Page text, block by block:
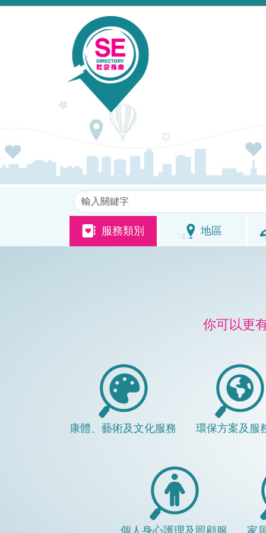
移至主內容
關鍵字
服務類別 地區
你可以更
康體、藝術及文化服務 環保方案及服
個人身心護理及照顧服 家